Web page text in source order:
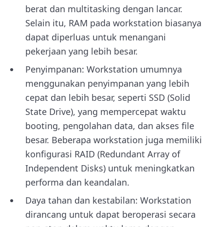
berat dan multitasking dengan lancar.
Selain itu, RAM pada workstation biasanya
dapat diperluas untuk menangani
pekerjaan yang lebih besar.
Penyimpanan: Workstation umumnya
menggunakan penyimpanan yang lebih
cepat dan lebih besar, seperti SSD (Solid
State Drive), yang mempercepat waktu
booting, pengolahan data, dan akses file
besar. Beberapa workstation juga memiliki
konfigurasi RAID (Redundant Array of
Independent Disks) untuk meningkatkan
performa dan keandalan.
Daya tahan dan kestabilan: Workstation
dirancang untuk dapat beroperasi secara